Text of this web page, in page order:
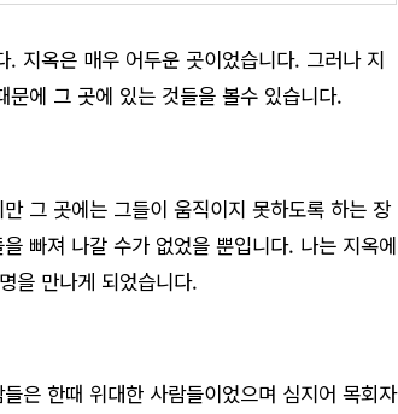
지옥은 매우 어두운 곳이었습니다. 그러나 지
에 그 곳에 있는 것들을 볼수 있습니다.
그 곳에는 그들이 움직이지 못하도록 하는 장
빠져 나갈 수가 없었을 뿐입니다. 나는 지옥에
을 만나게 되었습니다.
은 한때 위대한 사람들이었으며 심지어 목회자